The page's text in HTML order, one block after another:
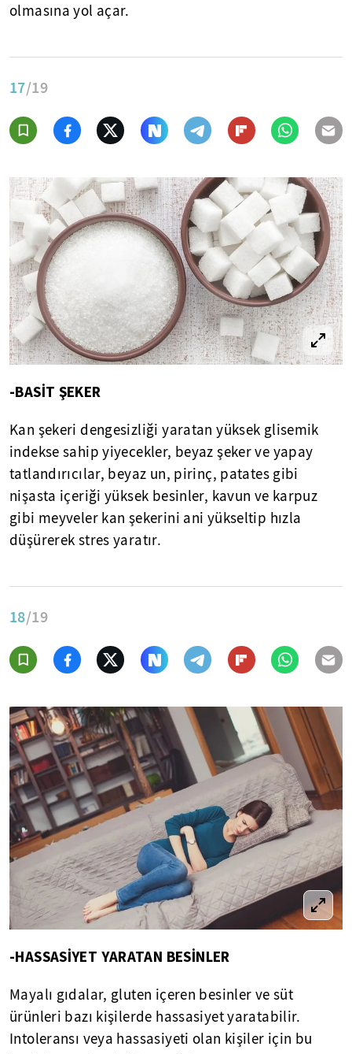
olmasına yol açar.
17/19
-BASİT ŞEKER
Kan şekeri dengesizliği yaratan yüksek glisemik
indekse sahip yiyecekler, beyaz şeker ve yapay
tatlandırıcılar, beyaz un, pirinç, patates gibi
nişasta içeriği yüksek besinler, kavun ve karpuz
gibi meyveler kan şekerini ani yükseltip hızla
düşürerek stres yaratır.
18/19
-HASSASİYET YARATAN BESİNLER
Mayalı gıdalar, gluten içeren besinler ve süt
ürünleri bazı kişilerde hassasiyet yaratabilir.
Intoleransı veya hassasiyeti olan kişiler için bu